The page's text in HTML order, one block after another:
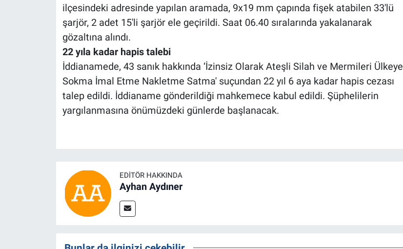
ilçesindeki adresinde yapılan aramada, 9x19 mm çapında fişek atabilen 33'lü
şarjör, 2 adet 15'li şarjör ele geçirildi. Saat 06.40 sıralarında yakalanarak
gözaltına alındı.
22 yıla kadar hapis talebi
İddianamede, 43 sanık hakkında ‘İzinsiz Olarak Ateşli Silah ve Mermileri Ülkeye
Sokma İmal Etme Nakletme Satma' suçundan 22 yıl 6 aya kadar hapis cezası
talep edildi. İddianame gönderildiği mahkemece kabul edildi. Şüphelilerin
yargılanmasına önümüzdeki günlerde başlanacak.
EDITÖR HAKKINDA
Ayhan Aydıner